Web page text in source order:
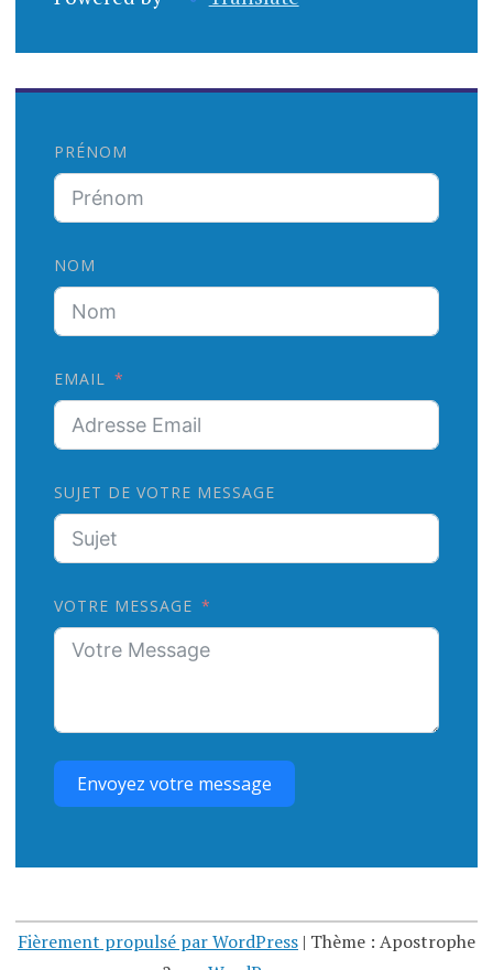
PRÉNOM
NOM
EMAIL
SUJET DE VOTRE MESSAGE
VOTRE MESSAGE
Envoyez votre message
Fièrement propulsé par WordPress | Thème : Apostrophe